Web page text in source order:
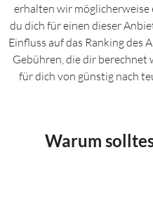
erhalten wir
du dich für einen dieser
Einfluss auf das Ranking des
Gebühren, die dir berechnet
für dich von günstig nach
Warum